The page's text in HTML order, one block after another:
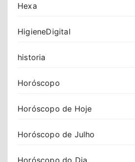
Hexa
HigieneDigital
historia
Horóscopo
Horóscopo de Hoje
Horóscopo de Julho
Horóscopo do Dia